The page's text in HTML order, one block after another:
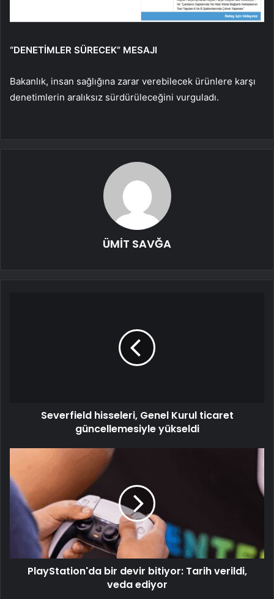
“DENETİMLER SÜRECEK” MESAJI
Bakanlık, insan sağlığına zarar verebilecek ürünlere karşı
denetimlerin aralıksız sürdürüleceğini vurguladı.
ÜMİT SAVĞA
Severfield hisseleri, Genel Kurul ticaret
güncellemesiyle yükseldi
PlayStation'da bir devir bitiyor: Tarih verildi,
veda ediyor